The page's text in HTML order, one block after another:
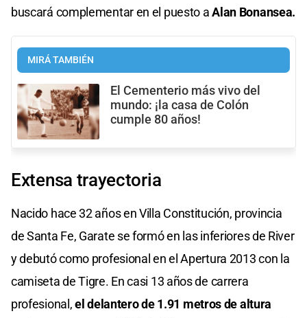
buscará complementar en el puesto aAlan Bonansea.
MIRÁ TAMBIÉN
El Cementerio más vivo del
mundo: ¡la casa de Colón
cumple 80 años!
Extensa trayectoria
Nacido hace 32 años en Villa Constitución, provincia
de Santa Fe, Garate se formó en las inferiores de River
y debutó como profesional en el Apertura 2013 con la
camiseta de Tigre. En casi 13 años de carrera
profesional,el delantero de 1.91 metros de altura